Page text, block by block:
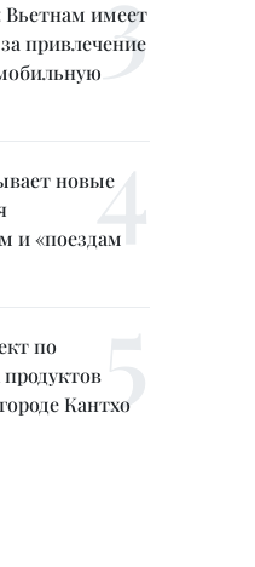
Вьетнам имеет
привлечение
новые
и «поездам
по
Кантхо